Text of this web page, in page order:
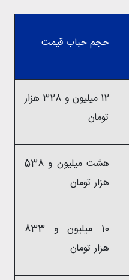
حجم حباب قیمت
12 میلیون و 328 هزار
تومان
هشت میلیون و 538
هزار تومان
10 میلیون و 833
هزار تومان